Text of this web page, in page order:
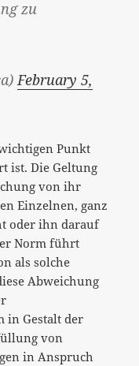
zu
February 5,
Punkt
ist. Die Geltung
von ihr
Einzelnen, ganz
oder ihn darauf
Norm führt
als solche
Abweichung
in Gestalt der
von
in Anspruch